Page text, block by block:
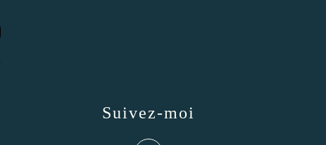
Suivez-moi